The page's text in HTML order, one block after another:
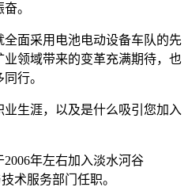
。
面采用电池电动设备车队的先
领域带来的变革充满期待，也
行。
生涯，以及是什么吸引您加入
年左右加入淡水河谷
术服务部门任职。